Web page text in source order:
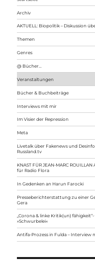
Archiv
AKTUELL: Biopolitik – Diskussion
Themen
Genres
@ Bücher…
Veranstaltungen
Bücher & Buchbeiträge
Interviews mit mir
Im Visier der Repression
Meta
Livetalk über Fakenews und
Russland.tv
KNAST FÜR JEAN-MARC
für Radio Flora
In Gedenken an Harun Farocki
Presseberichterstattung zu einer
Gera
„Corona & linke Kritik(un)
»Schwurbelei«
Antifa-Prozess in Fulda – Interview